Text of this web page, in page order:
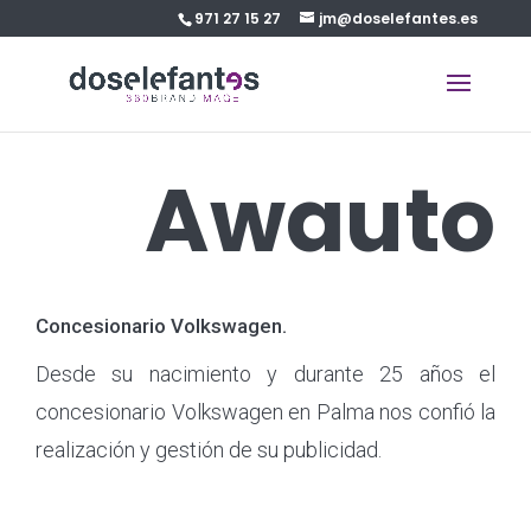
971 27 15 27 jm@doselefantes.es
Awauto
Concesionario Volkswagen.
Desde su nacimiento y durante 25 años el
concesionario Volkswagen en Palma nos confió la
realización y gestión de su publicidad.